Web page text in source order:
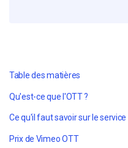
Table des matières
Qu'est-ce que l'OTT ?
Ce qu'il faut savoir sur le
Prix de Vimeo OTT